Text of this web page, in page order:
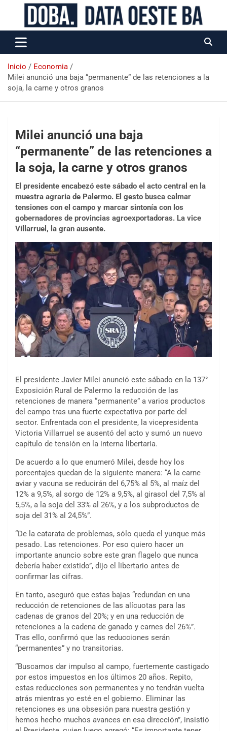
Data Oeste BA
Inicio
Economia
Milei anunció una baja “permanente” de las retenciones a la
soja, la carne y otros granos
Milei anunció una baja
“permanente” de las retenciones a
la soja, la carne y otros granos
El presidente encabezó este sábado el acto central en la
muestra agraria de Palermo. El gesto busca calmar
tensiones con el campo y marcar sintonía con los
gobernadores de provincias agroexportadoras. La vice
Villarruel, la gran ausente.
El presidente Javier Milei anunció este sábado en la 137°
Exposición Rural de Palermo la reducción de las
retenciones de manera “permanente” a varios productos
del campo tras una fuerte expectativa por parte del
sector. Enfrentada con el presidente, la vicepresidenta
Victoria Villarruel se ausentó del acto y sumó un nuevo
capítulo de tensión en la interna libertaria.
De acuerdo a lo que enumeró Milei, desde hoy los
porcentajes quedan de la siguiente manera: “A la carne
aviar y vacuna se reducirán del 6,75% al 5%, al maíz del
12% a 9,5%, al sorgo de 12% a 9,5%, al girasol del 7,5% al
5,5%, a la soja del 33% al 26%, y a los subproductos de
soja del 31% al 24,5%”.
“De la catarata de problemas, sólo queda el yunque más
pesado. Las retenciones. Por eso quiero hacer un
importante anuncio sobre este gran flagelo que nunca
debería haber existido”, dijo el libertario antes de
confirmar las cifras.
En tanto, aseguró que estas bajas “redundan en una
reducción de retenciones de las alícuotas para las
cadenas de granos del 20%; y en una reducción de
retenciones a la cadena de ganado y carnes del 26%”.
Tras ello, confirmó que las reducciones serán
“permanentes” y no transitorias.
“Buscamos dar impulso al campo, fuertemente castigado
por estos impuestos en los últimos 20 años. Repito,
estas reducciones son permanentes y no tendrán vuelta
atrás mientras yo esté en el gobierno. Eliminar las
retenciones es una obsesión para nuestra gestión y
hemos hecho muchos avances en esa dirección”, insistió